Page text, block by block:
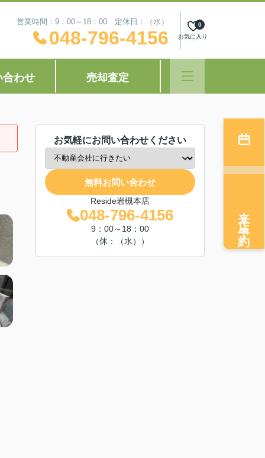
営業時間：9：00～18：00 定休日：（水）
048-796-4156 お気に入り
0
合わせ 売却査定
お気軽にお問い合わせください
無料お問い合わせ
Reside岩槻本店
048-796-4156
9：00～18：00
（休：（水））
来店予約